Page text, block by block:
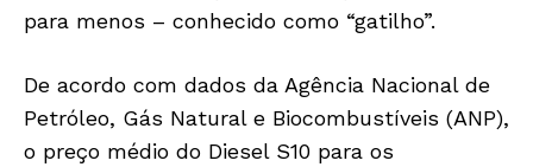
para menos – conhecido como “gatilho”.
De acordo com dados da Agência Nacional de
Petróleo, Gás Natural e Biocombustíveis (ANP),
o preço médio do Diesel S10 para os